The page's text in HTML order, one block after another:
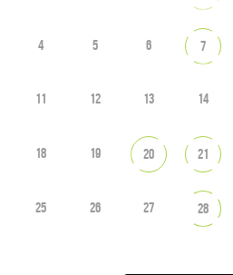
4 5 6 7
11 12 13 14
18 19 20 21
25 26 27 28